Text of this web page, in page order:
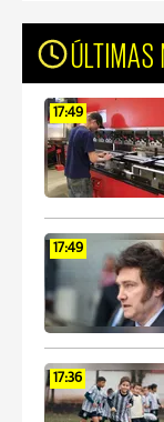
ÚLTIMAS
17:49
17:49
17:36